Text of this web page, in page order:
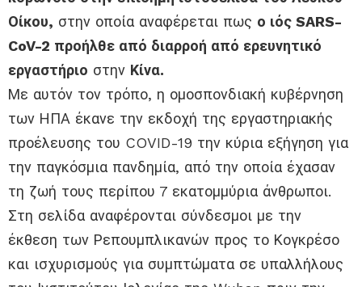
Οίκου, στην οποία αναφέρεται πως ο ιός SARS-
CoV-2 προήλθε από διαρροή από ερευνητικό
εργαστήριο στην Κίνα.
Με αυτόν τον τρόπο, η ομοσπονδιακή κυβέρνηση
των ΗΠΑ έκανε την εκδοχή της εργαστηριακής
προέλευσης του COVID-19 την κύρια εξήγηση για
την παγκόσμια πανδημία, από την οποία έχασαν
τη ζωή τους περίπου 7 εκατομμύρια άνθρωποι.
Στη σελίδα αναφέρονται σύνδεσμοι με την
έκθεση των Ρεπουμπλικανών προς το Κογκρέσο
και ισχυρισμούς για συμπτώματα σε υπαλλήλους